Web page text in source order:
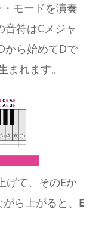
モードを演奏
音符はCメジャ
から始めてDで
れます。
げて、そのEか
ら上がると、 E